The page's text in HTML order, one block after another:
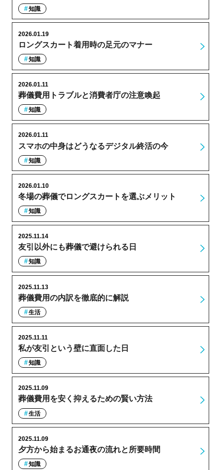
知識
ロングスカート着用時の足元のマナー
2026.01.19
知識
葬儀費用トラブルと消費者庁の注意喚起
2026.01.11
知識
スマホの中身はどうなるデジタル終活の今
2026.01.11
知識
冬場の葬儀でロングスカートを選ぶメリット
2026.01.10
知識
友引以外にも葬儀で避けられる日
2025.11.14
知識
葬儀費用の内訳を徹底的に解説
2025.11.13
生活
私が友引という壁に直面した日
2025.11.11
知識
葬儀費用を安く抑えるための賢い方法
2025.11.09
生活
夕方から始まるお通夜の流れと所要時間
2025.11.09
知識